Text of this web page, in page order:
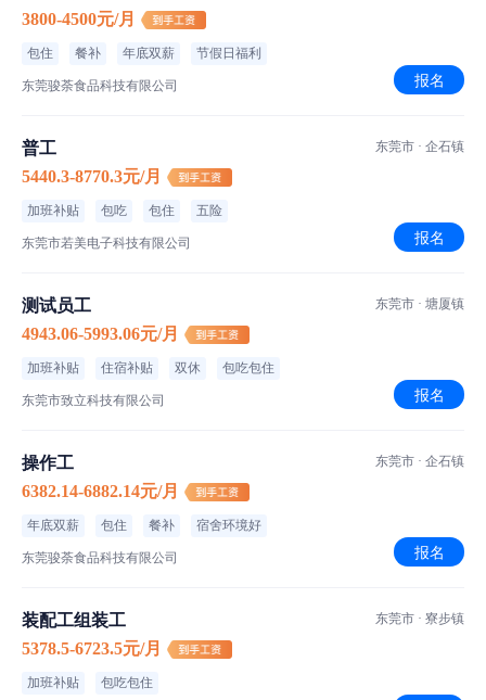
3800-4500元/月
包住 餐补 年底双薪 节假日福利
东莞骏荼食品科技有限公司 报名
普工
5440.3-8770.3元/月
加班补贴 包吃 包住 五险
东莞市若美电子科技有限公司
东莞市 · 企石镇
报名
测试员工
4943.06-5993.06元/月
加班补贴 住宿补贴 双休 包吃包住
东莞市致立科技有限公司
东莞市 · 塘厦镇
报名
操作工
6382.14-6882.14元/月
年底双薪 包住 餐补 宿舍环境好
东莞骏荼食品科技有限公司
东莞市 · 企石镇
报名
装配工组装工
5378.5-6723.5元/月
加班补贴 包吃包住
东莞市 · 寮步镇